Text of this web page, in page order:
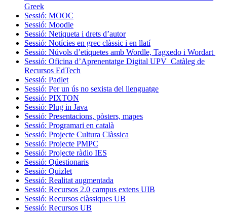
Greek
Sessió: MOOC
Sessió: Moodle
Sessió: Netiqueta i drets d’autor
Sessió: Notícies en grec clàssic i en llatí
Sessió: Núvols d’etiquetes amb Wordle, Tagxedo i Wordart
Sessió: Oficina d’Aprenentatge Digital UPV_Catàleg de
Recursos EdTech
Sessió: Padlet
Sessió: Per un ús no sexista del llenguatge
Sessió: PIXTON
Sessió: Plug in Java
Sessió: Presentacions, pòsters, mapes
Sessió: Programari en català
Sessió: Projecte Cultura Clàssica
Sessió: Projecte PMPC
Sessió: Projecte ràdio IES
Sessió: Qüestionaris
Sessió: Quizlet
Sessió: Realitat augmentada
Sessió: Recursos 2.0 campus extens UIB
Sessió: Recursos clàssiques UB
Sessió: Recursos UB